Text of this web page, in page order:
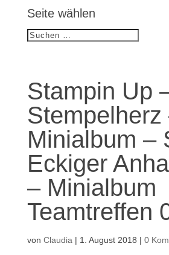
Seite wählen
Stampin Up
Stempelherz
Minialbum –
Eckiger
– Minialbum
Teamtreffen
von Claudia | 1. August 2018 | 0